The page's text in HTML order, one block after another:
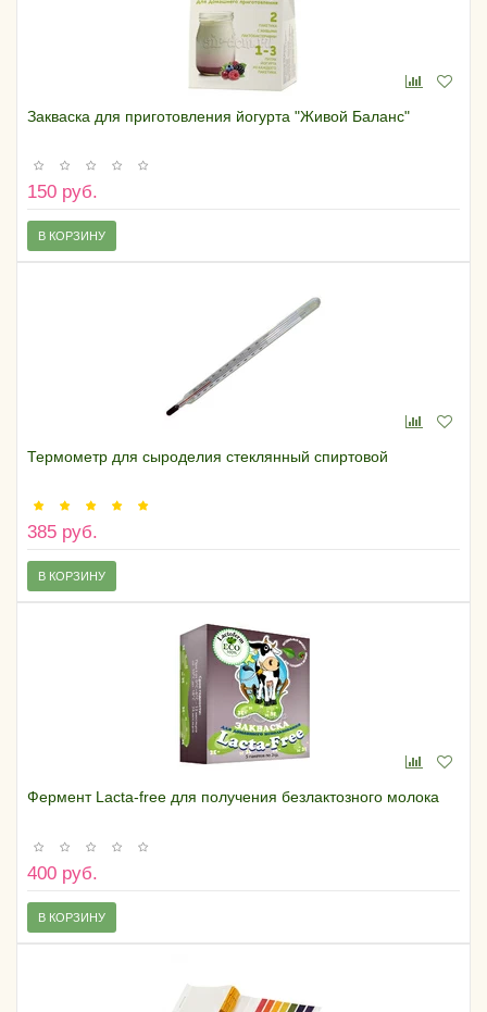
Закваска для приготовления йогурта "Живой Баланс"
150 руб.
В КОРЗИНУ
Термометр для сыроделия стеклянный спиртовой
385 руб.
В КОРЗИНУ
Фермент Lacta-free для получения безлактозного молока
400 руб.
В КОРЗИНУ